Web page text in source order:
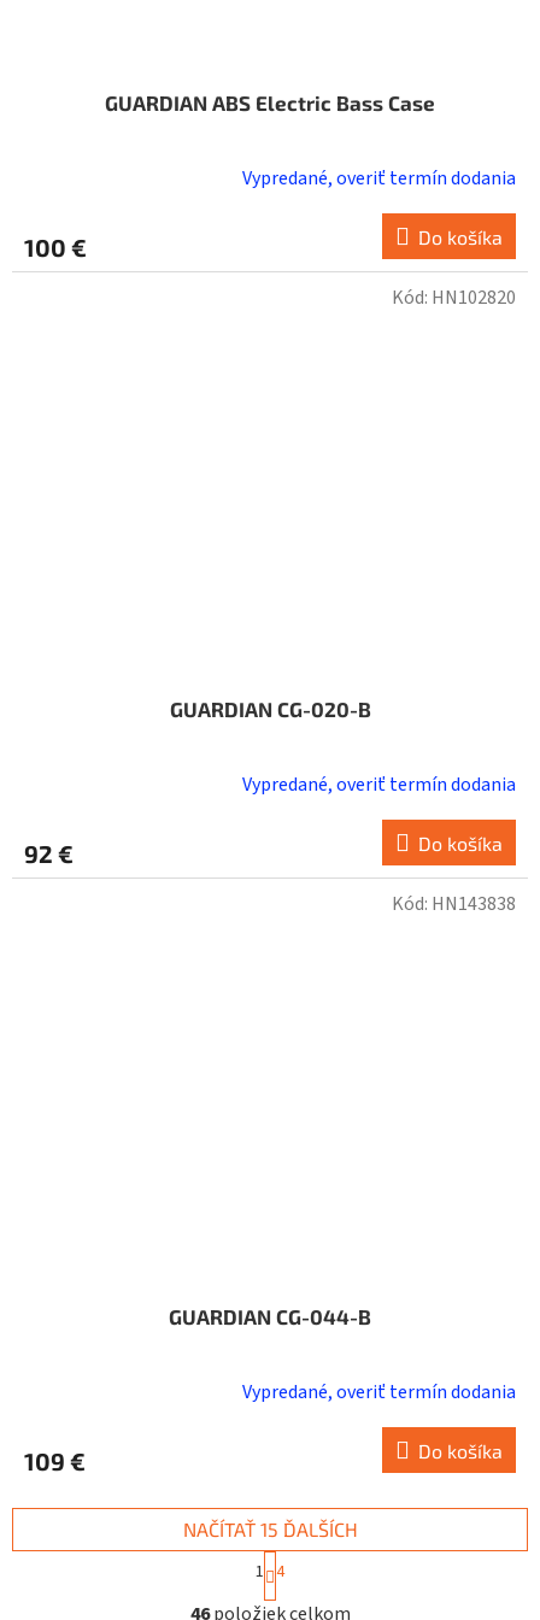
GUARDIAN ABS Electric Bass Case
Vypredané, overiť termín dodania
100 € Do košíka
GUARDIAN CG-020-B
Vypredané, overiť termín dodania
92 € Do košíka
Kód: HN102820
GUARDIAN CG-044-B
Vypredané, overiť termín dodania
109 € Do košíka
Kód: HN143838
O
NAČÍTAŤ 15 ĎALŠÍCH
S
t
r
1 4
46položiek celkom